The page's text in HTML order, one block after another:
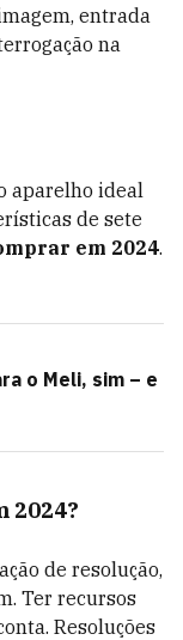
entrada
na
aparelho ideal
de sete
em 2024.
o Meli, sim – e
2024?
de resolução,
Ter recursos
Resoluções